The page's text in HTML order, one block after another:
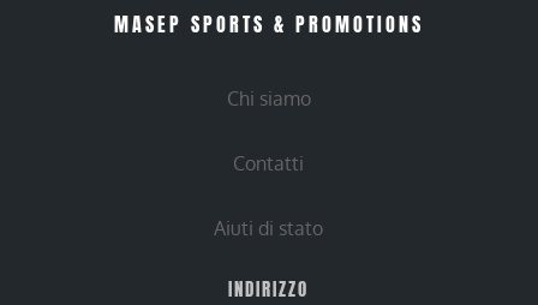
MASEP SPORTS & PROMOTIONS
Chi siamo
Contatti
Aiuti di stato
INDIRIZZO